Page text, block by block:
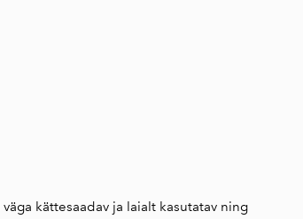
kättesaadav ja laialt kasutatav ning